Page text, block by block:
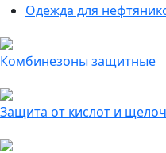
Одежда для
Комбинезоны защитные
Защита от кислот и